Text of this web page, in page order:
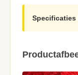
Specificaties